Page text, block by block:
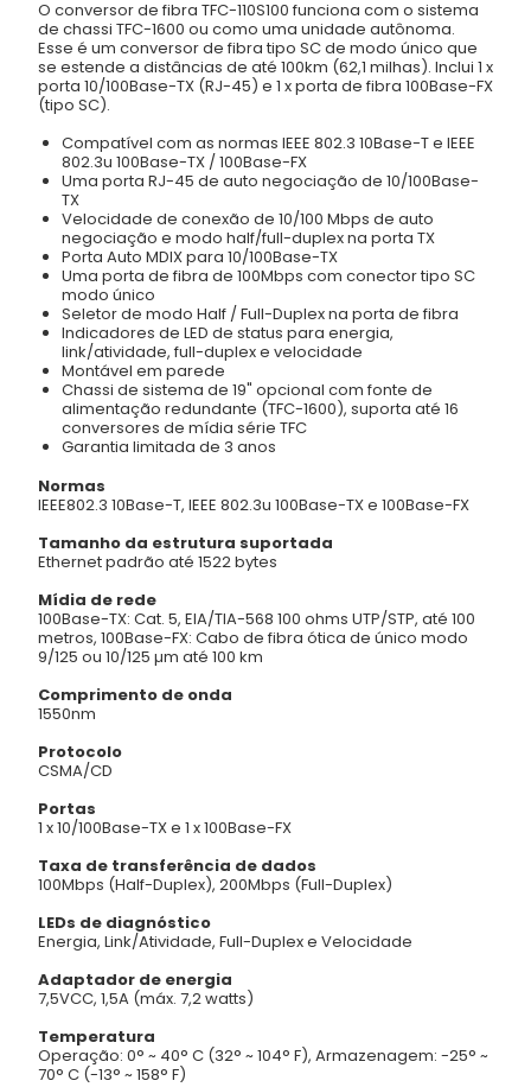
O conversor de fibra TFC-110S100 funciona com o sistema
de chassi TFC-1600 ou como uma unidade autônoma.
Esse é um conversor de fibra tipo SC de modo único que
se estende a distâncias de até 100km (62,1 milhas). Inclui 1 x
porta 10/100Base-TX (RJ-45) e 1 x porta de fibra 100Base-FX
(tipo SC).
Compatível com as normas IEEE 802.3 10Base-T e IEEE
802.3u 100Base-TX / 100Base-FX
Uma porta RJ-45 de auto negociação de 10/100Base-
TX
Velocidade de conexão de 10/100 Mbps de auto
negociação e modo half/full-duplex na porta TX
Porta Auto MDIX para 10/100Base-TX
Uma porta de fibra de 100Mbps com conector tipo SC
modo único
Seletor de modo Half / Full-Duplex na porta de fibra
Indicadores de LED de status para energia,
link/atividade, full-duplex e velocidade
Montável em parede
Chassi de sistema de 19" opcional com fonte de
alimentação redundante (TFC-1600), suporta até 16
conversores de mídia série TFC
Garantia limitada de 3 anos
Normas
IEEE802.3 10Base-T, IEEE 802.3u 100Base-TX e 100Base-FX
Tamanho da estrutura suportada
Ethernet padrão até 1522 bytes
Mídia de rede
100Base-TX: Cat. 5, EIA/TIA-568 100 ohms UTP/STP, até 100
metros, 100Base-FX: Cabo de fibra ótica de único modo
9/125 ou 10/125 µm até 100 km
Comprimento de onda
1550nm
Protocolo
CSMA/CD
Portas
1 x 10/100Base-TX e 1 x 100Base-FX
Taxa de transferência de dados
100Mbps (Half-Duplex), 200Mbps (Full-Duplex)
LEDs de diagnóstico
Energia, Link/Atividade, Full-Duplex e Velocidade
Adaptador de energia
7,5VCC, 1,5A (máx. 7,2 watts)
Temperatura
Operação: 0° ~ 40° C (32° ~ 104° F), Armazenagem: -25° ~
70° C (-13° ~ 158° F)